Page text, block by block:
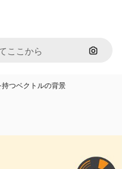
画像で
つベクトルの背景